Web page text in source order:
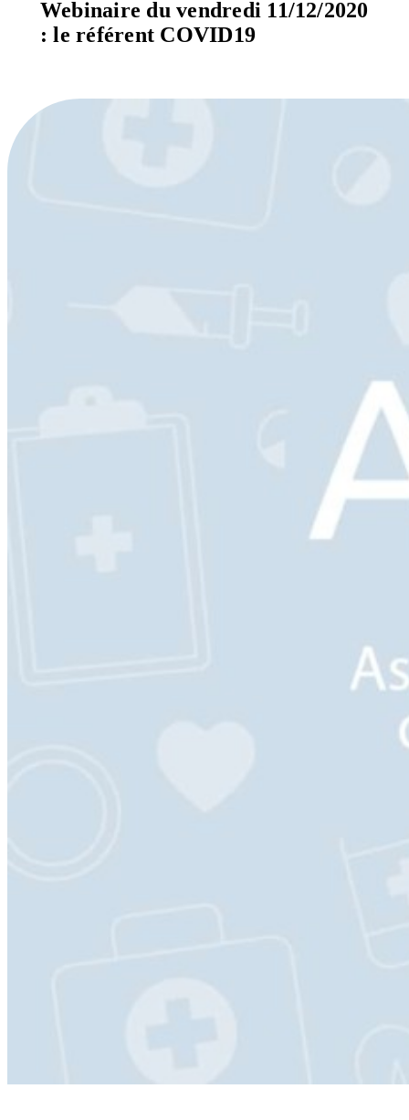
Webinaire du vendredi 11/12/2020
: le référent COVID19